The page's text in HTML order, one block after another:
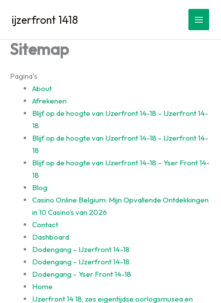
naar
inhoud
ijzerfront 1418
Sitemap
Pagina's
About
Afrekenen
Blijf op de hoogte van IJzerfront 14-18 – IJzerfront 14-
18
Blijf op de hoogte van IJzerfront 14-18 – IJzerfront 14-
18
Blijf op de hoogte van IJzerfront 14-18 – Yser Front 14-
18
Blog
Casino Online Belgium: Mijn Opvallende Ontdekkingen
in 10 Casino’s van 2026
Contact
Dashboard
Dodengang – IJzerfront 14-18
Dodengang – IJzerfront 14-18
Dodengang – Yser Front 14-18
Home
IJzerfront 14 18, zes eigentijdse oorlogsmusea en